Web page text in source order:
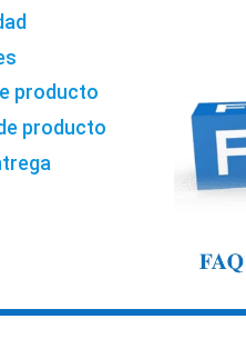
producto
producto